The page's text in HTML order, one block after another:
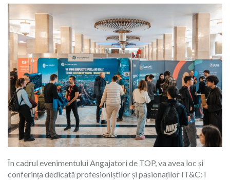
În cadrul evenimentului Angajatori de TOP, va avea loc și
conferința dedicată profesioniștilor și pasionaților IT&C: I